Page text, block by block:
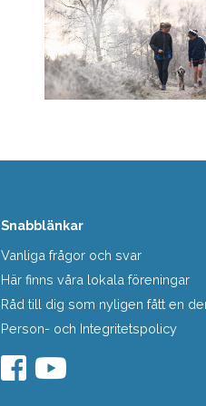
Snabblänkar
Vanliga frågor och svar
Här finns våra lokala föreningar
Råd till dig som nyligen fått en
Person- och Integritetspolicy